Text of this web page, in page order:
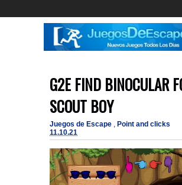
G2E FIND BINOCULAR
SCOUT BOY
Juegos de Escape , Point and clicks
11.10.21